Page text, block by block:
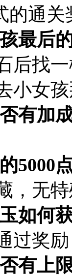
的通
最后
后找
小女
有加
5000
，无
如何
过奖
有上